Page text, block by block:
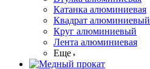
Катанка алюминиевая
Квадрат алюминиевый
Круг алюминиевый
Лента алюминиевая
Еще